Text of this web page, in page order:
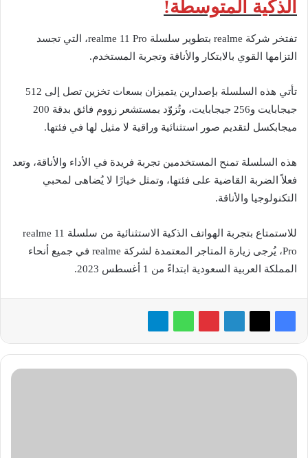
الذكية المتوسطة!
تفتخر شركة realme بتطوير سلسلة realme 11 Pro، التي تجسد
التزامها القوي بالابتكار والأناقة وتجربة المستخدم.
تأتي هذه السلسلة بإصدارين يتميزان بسعات تخزين تصل إلى 512
جيجابايت و256 جيجابايت، وتُزوّد بمستشعر زووم فائق بدقة 200
ميجابكسل لتقديم صور استثنائية وراقية لا مثيل لها في فئتها.
هذه السلسلة تمنح المستخدمين تجربة فريدة في الأداء والأناقة، وتعد
فعلاً الضربة القاضية على فئتها، وتمثل خيارًا لا يُضاهى لمحبي
التكنولوجيا والأناقة.
للاستمتاع بتجربة الهواتف الذكية الاستثنائية من سلسلة realme 11
Pro، يُرجى زيارة المتاجر المعتمدة لشركة realme في جميع أنحاء
المملكة العربية السعودية ابتداءً من 1 أغسطس 2023.
«بارسونز»